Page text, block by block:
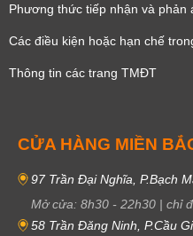
Phương thức tiếp nhận và phản
Các điều kiện hoặc hạn chế
Thông tin các trang TMĐT
CỬA HÀNG MIỀN
97 Trần Đại Nghĩa, P.Bạch
Mở cửa: 8h30 - 22h30 | chỉ
58 Trần Đăng Ninh, P.Cầu